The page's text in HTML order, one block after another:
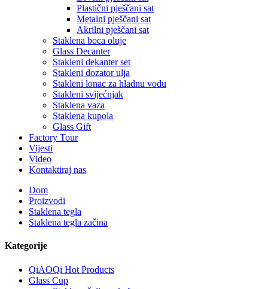
Plastični pješčani sat
Metalni pješčani sat
Akrilni pješčani sat
Staklena boca oluje
Glass Decanter
Stakleni dekanter set
Stakleni dozator ulja
Stakleni lonac za hladnu vodu
Stakleni svijećnjak
Staklena vaza
Staklena kupola
Glass Gift
Factory Tour
Vijesti
Video
Kontaktiraj nas
Dom
Proizvodi
Staklena tegla
Staklena tegla začina
Kategorije
QiAOQi Hot Products
Glass Cup